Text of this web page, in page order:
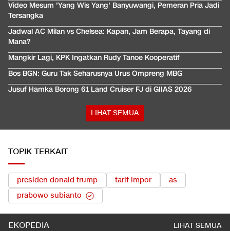
Video Mesum 'Yang Wis Yang' Banyuwangi, Pemeran Pria Jadi
Tersangka
Jadwal AC Milan vs Chelsea: Kapan, Jam Berapa, Tayang di
Mana?
Mangkir Lagi, KPK Ingatkan Rudy Tanoe Kooperatif
Bos BGN: Guru Tak Seharusnya Urus Ompreng MBG
Jusuf Hamka Borong 61 Land Cruiser FJ di GIIAS 2026
LIHAT SEMUA
TOPIK TERKAIT
presiden donald trump tarif impor
as
prabowo subianto
EKOPEDIA LIHAT SEMUA